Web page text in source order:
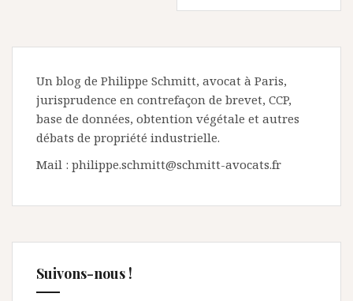
Un blog de Philippe Schmitt, avocat à Paris,
jurisprudence en contrefaçon de brevet, CCP,
base de données, obtention végétale et autres
débats de propriété industrielle.
Mail : philippe.schmitt@schmitt-avocats.fr
Suivons-nous !